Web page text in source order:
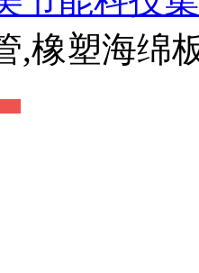
,橡塑海绵